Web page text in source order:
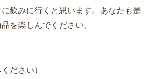
飲みに行くと思います。あなたも是
を楽しんでください。
ださい）